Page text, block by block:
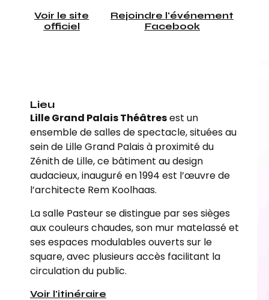
Voir le site
officiel
Rejoindre l'événement
Facebook
Lieu
Lille Grand Palais Théâtresest un
ensemble de salles de spectacle, situées au
sein de Lille Grand Palais à proximité du
Zénith de Lille, ce bâtiment au design
audacieux, inauguré en 1994 est l’œuvre de
l’architecte Rem Koolhaas.
La salle Pasteur se distingue par ses sièges
aux couleurs chaudes, son mur matelassé et
ses espaces modulables ouverts sur le
square, avec plusieurs accès facilitant la
circulation du public.
Voir l'itinéraire